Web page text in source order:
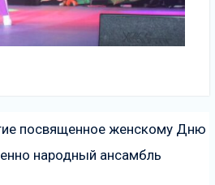
посвященное женскому Дню
народный ансамбль